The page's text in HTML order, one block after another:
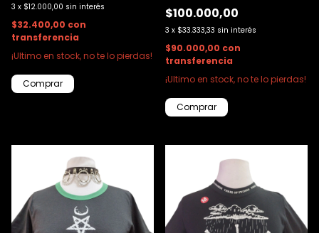
3 x $12.000,00 sin interés
$32.400,00 con
transferencia
¡Ultimo en stock, no te lo pierdas!
Comprar
$100.000,00
3 x $33.333,33 sin interés
$90.000,00 con
transferencia
¡Ultimo en stock, no te lo pierdas!
Comprar